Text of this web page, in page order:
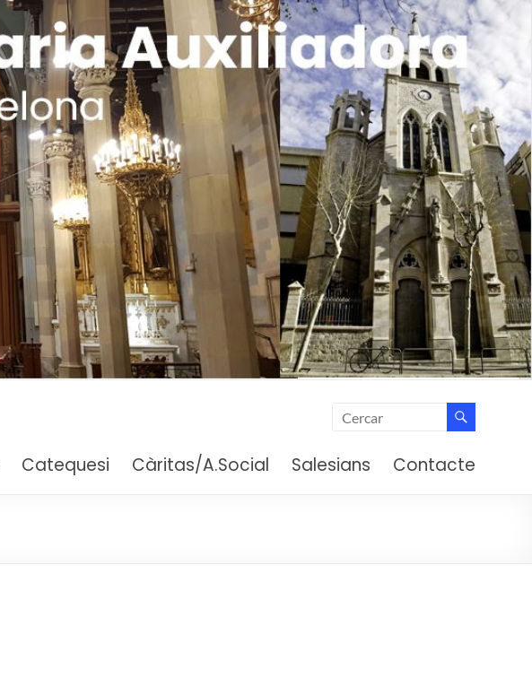
Catequesi Càritas/A.Social Salesians Contacte